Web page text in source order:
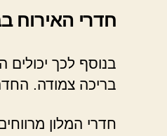
חדרי האירוח
בנוסף לכך
בריכה צמודה.
חדרי המלון